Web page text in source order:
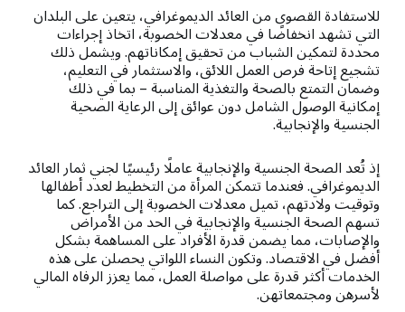
للاستفادة القصوى من العائد الديموغرافي، يتعين على البلدان
التي تشهد انخفاضًا في معدلات الخصوبة، اتخاذ إجراءات
محددة لتمكين الشباب من تحقيق إمكاناتهم. ويشمل ذلك
تشجيع إتاحة فرص العمل اللائق، والاستثمار في التعليم،
وضمان التمتع بالصحة والتغذية المناسبة – بما في ذلك
إمكانية الوصول الشامل دون عوائق إلى الرعاية الصحية
الجنسية والإنجابية.
إذ تُعد الصحة الجنسية والإنجابية عاملًا رئيسيًا لجني ثمار العائد
الديموغرافي. فعندما تتمكن المرأة من التخطيط لعدد أطفالها
وتوقيت ولادتهم، تميل معدلات الخصوبة إلى التراجع. كما
تسهم الصحة الجنسية والإنجابية في الحد من الأمراض
والإصابات، مما يضمن قدرة الأفراد على المساهمة بشكل
أفضل في الاقتصاد. وتكون النساء اللواتي يحصلن على هذه
الخدمات أكثر قدرة على مواصلة العمل، مما يعزز الرفاه المالي
لأسرهن ومجتمعاتهن.